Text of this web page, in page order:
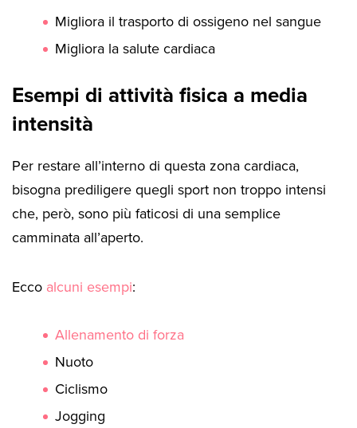
Migliora il trasporto di ossigeno nel sangue
Migliora la salute cardiaca
Esempi di attività fisica a media
intensità
Per restare all’interno di questa zona cardiaca,
bisogna prediligere quegli sport non troppo intensi
che, però, sono più faticosi di una semplice
camminata all’aperto.
Ecco alcuni esempi:
Allenamento di forza
Nuoto
Ciclismo
Jogging